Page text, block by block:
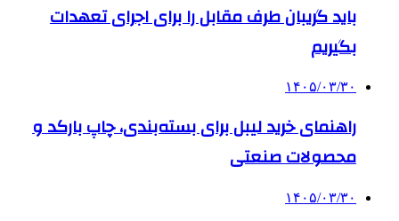
باید گریبان طرف مقابل را برای اجرای تعهدات
بگیریم
۱۴۰۵/۰۳/۳۰
راهنمای خرید لیبل برای بسته‌بندی، چاپ بارکد و
محصولات صنعتی
۱۴۰۵/۰۳/۳۰